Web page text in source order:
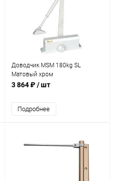
Доводчик MSM 180kg SL
Матовый хром
3 864 ₽/ шт
Подробнее